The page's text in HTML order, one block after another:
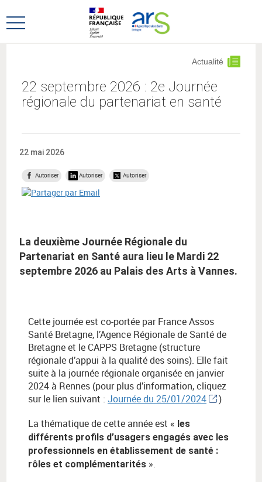
au
menu
au
contenu
Ouvrir
22 septembre 2026 : 2e Journée
régionale du partenariat en santé
Actualité
22 mai 2026
Autoriser Autoriser Autoriser
La deuxième Journée Régionale du
Partenariat en Santé aura lieu le Mardi 22
septembre 2026 au Palais des Arts à Vannes.
Cette journée est co-portée par France Assos
Santé Bretagne, l’Agence Régionale de Santé de
Bretagne et le CAPPS Bretagne (structure
régionale d’appui à la qualité des soins). Elle fait
suite à la journée régionale organisée en janvier
2024 à Rennes (pour plus d’information, cliquez
sur le lien suivant : Journée du 25/01/2024
)
La thématique de cette année est « les
différents profils d’usagers engagés avec les
professionnels en établissement de santé :
rôles et complémentarités ».